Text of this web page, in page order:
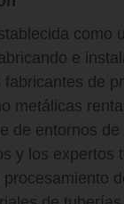
como
e
de
metálicas
de entornos
y los expertos